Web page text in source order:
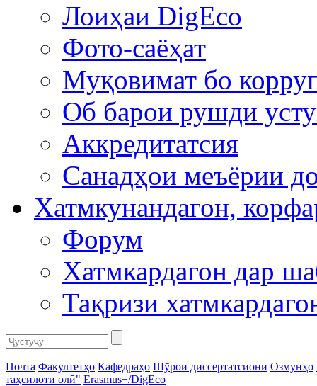
Лоиҳаи DigEco
Фото-саёҳат
Муқовимат бо
Об барои рушди
Аккредитатсия
Санадҳои меъёрии
Хатмкунандагон,
Форум
Хатмкардагон дар
Тақризи
Почта Факултетҳо Кафедраҳо Шӯрои диссертатсионӣ Озмунҳо
таҳсилоти олӣ" Erasmus+/DigEco